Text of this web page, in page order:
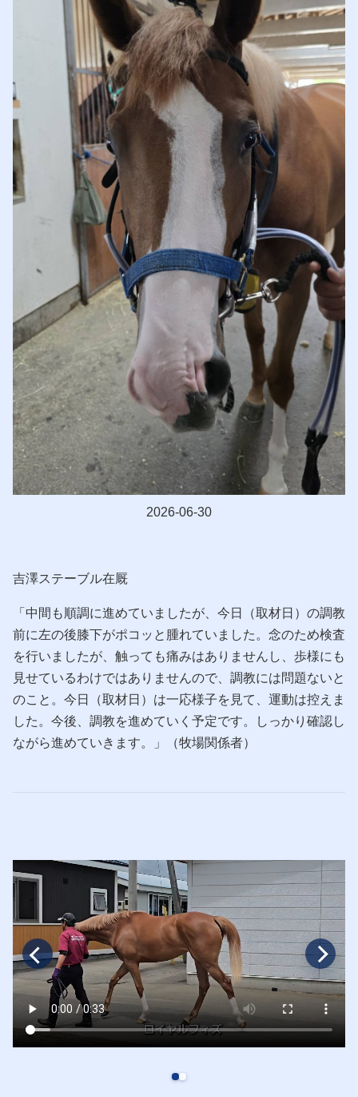
2026-06-30
吉澤ステーブル在厩
「中間も順調に進めていましたが、今日（取材日）の調教
前に左の後膝下がポコッと腫れていました。念のため検査
を行いましたが、触っても痛みはありませんし、歩様にも
見せているわけではありませんので、調教には問題ないと
のこと。今日（取材日）は一応様子を見て、運動は控えま
した。今後、調教を進めていく予定です。しっかり確認し
ながら進めていきます。」（牧場関係者）